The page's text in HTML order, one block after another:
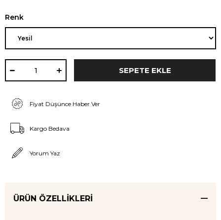
Renk
Fiyat Düşünce Haber Ver
Kargo Bedava
Yorum Yaz
ÜRÜN ÖZELLIKLERI